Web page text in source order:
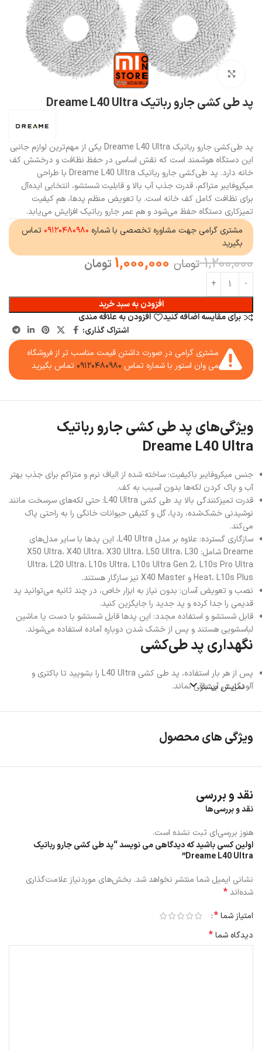
بزرگنمایی تصویر
پد طی کشی جارو رباتیک Dreame L40 Ultra
پد طی‌کشی جارو رباتیک Dreame L40 Ultra یکی از مهم‌ترین لوازم جانبی
این دستگاه هوشمند است که نقش اساسی در حفظ نظافت و درخشش کف
خانه دارد. پد طی‌کشی جارو رباتیک Dreame L40 Ultra با طراحی
میکروفایبر متراکم، قدرت جذب آب بالا و قابلیت شستشو، انتخابی ایده‌آل
برای نظافت کامل کف خانه است. با تعویض منظم پدها، هم کیفیت
تمیزکاری دستگاه حفظ می‌شود و هم عمر جارو رباتیک افزایش می‌یابد.
مشتری گرامی جهت مشاوره تخصصی با شماره ۰۹۱۲۰۴۸۰۹۸۰ تماس
بگیرید
1,200,000 تومان 1,000,000 تومان
افزودن به سبد خرید
برای مقایسه اضافه کنید
افزودن به علاقه مندی
اشتراک گذاری:
مشتری گرامی در صورت داشتن قیمت مناسب تر از فروشگاه
می وان استور با شماره تماس ۰۹۱۲۰۴۸۰۹۸۰ تماس بگیرید
ویژگی‌های پد طی کشی جارو رباتیک
Dreame L40 Ultra
جنس میکروفایبر باکیفیت: ساخته شده از الیاف نرم و متراکم برای جذب بهتر
آب و پاک کردن لکه‌ها بدون آسیب به کف.
قدرت تمیزکنندگی بالا پد طی کشی L40 Ultra: حتی لکه‌های سرسخت مانند
نوشیدنی خشک‌شده، ردپا، گل و کثیفی حیوانات خانگی را به راحتی پاک
می‌کند.
سازگاری گسترده: علاوه بر مدل L40 Ultra، این پدها با سایر مدل‌های
Dreame شامل: X50 Ultra، X40 Ultra، X30 Ultra، L50 Ultra، L30
Ultra، L20 Ultra، L10s Ultra، L10s Ultra Gen 2، L10s Pro Ultra
Heat، L10s Plus و X40 Master نیز سازگار هستند.
نصب و تعویض آسان: بدون نیاز به ابزار خاص، در چند ثانیه می‌توانید پد
قدیمی را جدا کرده و پد جدید را جایگزین کنید.
قابل شستشو و استفاده مجدد: این پدها قابل شستشو با دست یا ماشین
لباسشویی هستند و پس از خشک شدن دوباره آماده استفاده می‌شوند.
نگهداری پد طی‌کشی
پس از هر بار استفاده، پد طی کشی L40 Ultra را بشویید تا باکتری و
آلودگی در آن باقی نماند.
از مواد شوینده ملایم استفاده کنید و از خشک‌کن حرارتی قوی خودداری
نمایش بیشتر
ویژگی های محصول
نقد و بررسی
نقد و بررسی‌ها
هنوز بررسی‌ای ثبت نشده است.
اولین کسی باشید که دیدگاهی می نویسد “پد طی کشی جارو رباتیک
Dreame L40 Ultra”
نشانی ایمیل شما منتشر نخواهد شد. بخش‌های موردنیاز علامت‌گذاری
شده‌اند*
امتیاز شما*
دیدگاه شما*